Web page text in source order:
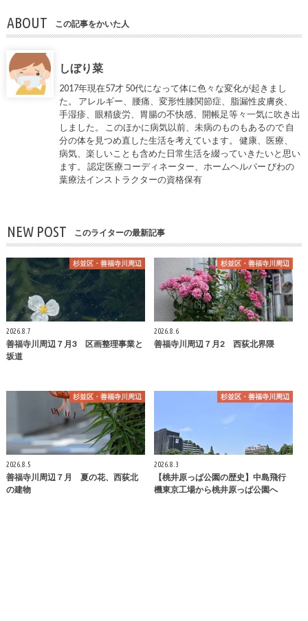
ABOUT この記事をかいた人
しぼり菜
2017年現在57才 50代になって体に色々な変化が起きまし
た。 アレルギー、腰痛、変形性膝関節症、脂漏性皮膚炎、
手湿疹、眼精疲労、胃腸の不快感、開帳足等々一気に吹き出
しました。 このほかに病気以前、未病のものもあるので 自
分の体を見つめ直した生活を考えています。 健康、医療、
病気、楽しいことも含めた日常生活を綴っていきたいと思い
ます。 認定医療コーディネーター、ホームヘルパー びわの
葉療法インストラクターの資格保有
NEW POST このライターの最新記事
杉並区・善福寺川周辺
2026.8.7
善福寺川周辺７月3 区画整理事業と
坂道
杉並区・善福寺川周辺
2026.8.6
善福寺川周辺７月2 西荻北界隈
杉並区・善福寺川周辺
2026.8.5
善福寺川周辺７月 夏の花、西荻北
の建物
杉並区・善福寺川周辺
2026.8.3
【桃井原っぱ公園の歴史】中島飛行
機東京工場から桃井原っぱ公園へ